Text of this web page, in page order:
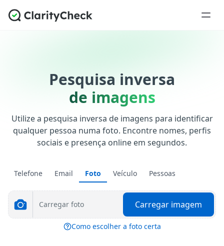
Pesquisa inversa
de imagens
Utilize a pesquisa inversa de imagens para identificar
qualquer pessoa numa foto. Encontre nomes, perfis
sociais e presença online em segundos.
Telefone Email Foto Veículo Pessoas
Carregar foto Carregar imagem
Como escolher a foto certa